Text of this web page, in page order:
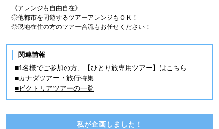
《アレンジも自由自在》
◎他都市を周遊するツアーアレンジもＯＫ！
◎現地在住の方のツアー合流もお任せください！
関連情報
■1名様でご参加の方、【ひとり旅専用ツアー】はこちら
■カナダツアー・旅行特集
■ビクトリアツアーの一覧
私が企画しました！